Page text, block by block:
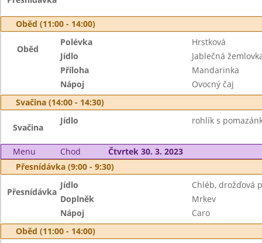
Oběd (11:00 - 14:00)
Oběd
Polévka
Hrstková
Jídlo
Jablečná
Příloha
Mandarinka
Nápoj
Ovocný čaj
Svačina (14:00 - 14:30)
Svačina
Jídlo rohlík s
Menu Chod
Čtvrtek 30. 3. 2023
Přesnídávka (9:00 - 9:30)
Přesnídávka
Jídlo
Chléb, drožďová
Doplněk
Mrkev
Nápoj
Caro
Oběd (11:00 - 14:00)